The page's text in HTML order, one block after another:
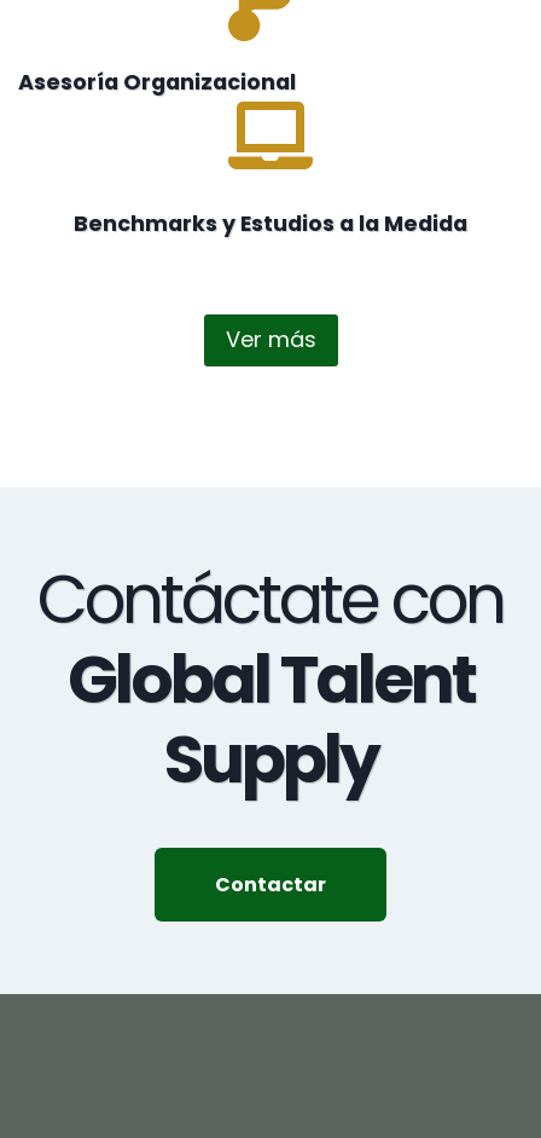
Asesoría Organizacional
Benchmarks y Estudios a la Medida
Ver más
Contáctate con
Global Talent
Supply
Contactar